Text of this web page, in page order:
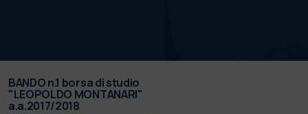
BANDO n.1 borsa di studio
"LEOPOLDO MONTANARI"
a.a.2017/2018